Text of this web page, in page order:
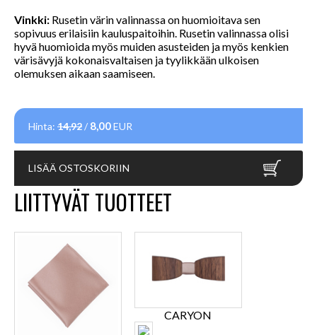
Vinkki: Rusetin värin valinnassa on huomioitava sen
sopivuus erilaisiin kauluspaitoihin. Rusetin valinnassa olisi
hyvä huomioida myös muiden asusteiden ja myös kenkien
värisävyjä kokonaisvaltaisen ja tyylikkään ulkoisen
olemuksen aikaan saamiseen.
Hinta: 14,92/ 8,00EUR
LISÄÄ OSTOSKORIIN
LIITTYVÄT TUOTTEET
CARYON